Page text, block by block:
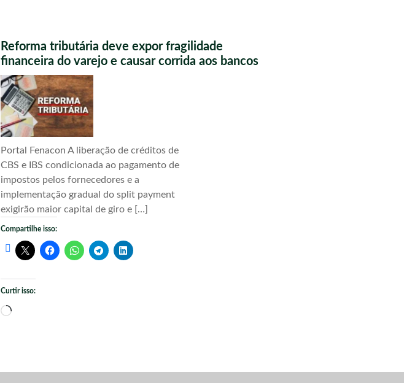
Reforma tributária deve expor fragilidade
financeira do varejo e causar corrida aos bancos
Portal Fenacon A liberação de créditos de
CBS e IBS condicionada ao pagamento de
impostos pelos fornecedores e a
implementação gradual do split payment
exigirão maior capital de giro e […]
Compartilhe isso:
Curtir isso:
Carregando...